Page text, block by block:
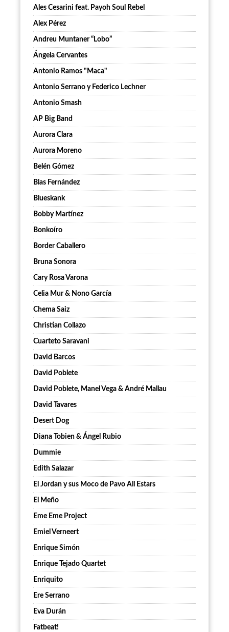
Ales Cesarini feat. Payoh Soul Rebel
Alex Pérez
Andreu Muntaner “Lobo”
Ángela Cervantes
Antonio Ramos "Maca"
Antonio Serrano y Federico Lechner
Antonio Smash
AP Big Band
Aurora Clara
Aurora Moreno
Belén Gómez
Blas Fernández
Blueskank
Bobby Martínez
Bonkoíro
Border Caballero
Bruna Sonora
Cary Rosa Varona
Celia Mur & Nono García
Chema Saiz
Christian Collazo
Cuarteto Saravani
David Barcos
David Poblete
David Poblete, Manel Vega & André Mallau
David Tavares
Desert Dog
Diana Tobien & Ángel Rubio
Dummie
Edith Salazar
El Jordan y sus Moco de Pavo All Estars
El Meño
Eme Eme Project
Emiel Verneert
Enrique Simón
Enrique Tejado Quartet
Enriquito
Ere Serrano
Eva Durán
Fatbeat!